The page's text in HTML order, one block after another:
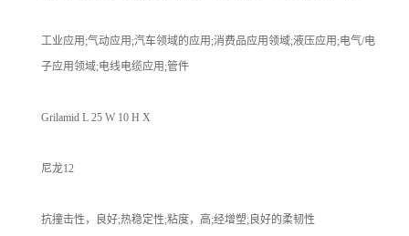
工业应用;气动应用;汽车领域的应用;消费品应用领域;液压应用;电气/电
子应用领域;电线电缆应用;管件
Grilamid L 25 W 10 H X
尼龙12
抗撞击性，良好;热稳定性;粘度，高;经增塑;良好的柔韧性